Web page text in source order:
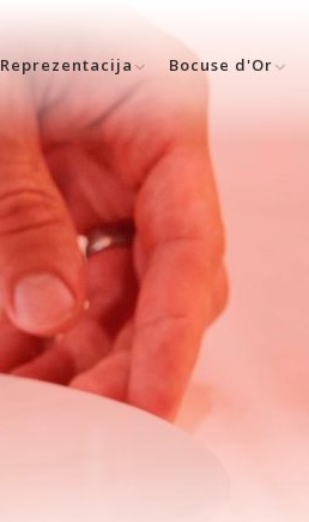
Reprezentacija Bocuse d'Or